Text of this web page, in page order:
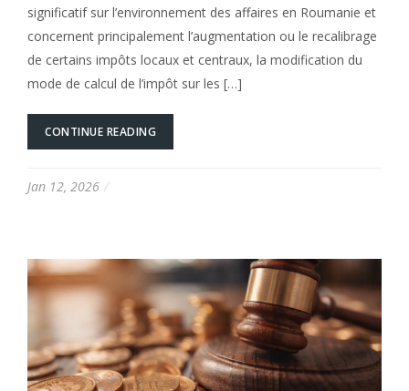
significatif sur l’environnement des affaires en Roumanie et
concernent principalement l’augmentation ou le recalibrage
de certains impôts locaux et centraux, la modification du
mode de calcul de l’impôt sur les […]
CONTINUE READING
Jan 12, 2026